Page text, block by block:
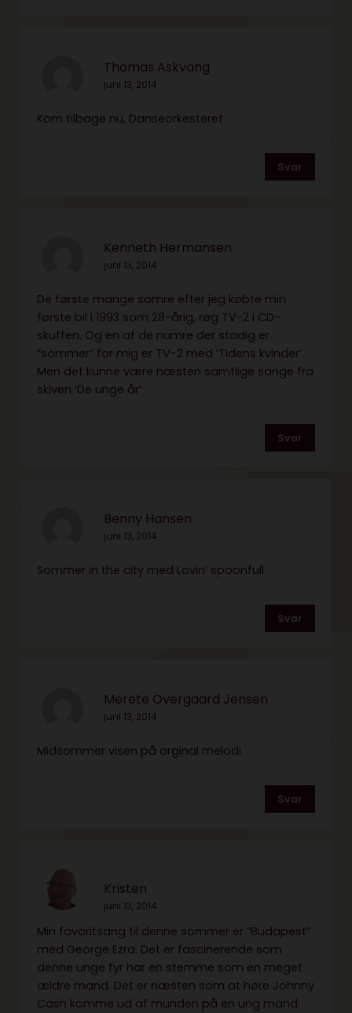
Thomas Askvang
juni 13, 2014
Kom tilbage nu, Danseorkesteret
Svar
Kenneth Hermansen
juni 13, 2014
De første mange somre efter jeg købte min
første bil i 1993 som 28-årig, røg TV-2 i CD-
skuffen. Og en af de numre der stadig er
“sommer” for mig er TV-2 med ‘Tidens kvinder’.
Men det kunne være næsten samtlige sange fra
skiven ‘De unge år’
Svar
Benny Hansen
juni 13, 2014
Sommer in the city med Lovin’ spoonfull
Svar
Merete Overgaard Jensen
juni 13, 2014
Midsommer visen på orginal melodi
Svar
Kristen
juni 13, 2014
Min favoritsang til denne sommer er “Budapest”
med George Ezra. Det er fascinerende som
denne unge fyr har en stemme som en meget
ældre mand. Det er næsten som at høre Johnny
Cash komme ud af munden på en ung mand